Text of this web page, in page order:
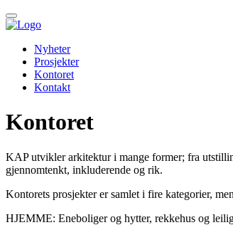
Down
to
Hovedmeny
Nyheter
Prosjekter
Kontoret
Kontakt
Kontoret
KAP utvikler arkitektur i mange former; fra
gjennomtenkt, inkluderende og rik.
Kontorets prosjekter er samlet i fire kategorier,
HJEMME: Eneboliger og hytter, rekkehus og